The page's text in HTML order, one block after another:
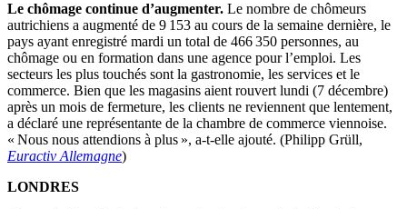
Le chômage continue d’augmenter. Le nombre de chômeurs
autrichiens a augmenté de 9 153 au cours de la semaine dernière, le
pays ayant enregistré mardi un total de 466 350 personnes, au
chômage ou en formation dans une agence pour l’emploi. Les
secteurs les plus touchés sont la gastronomie, les services et le
commerce. Bien que les magasins aient rouvert lundi (7 décembre)
après un mois de fermeture, les clients ne reviennent que lentement,
a déclaré une représentante de la chambre de commerce viennoise.
« Nous nous attendions à plus », a-t-elle ajouté. (Philipp Grüll,
Euractiv Allemagne)
LONDRES